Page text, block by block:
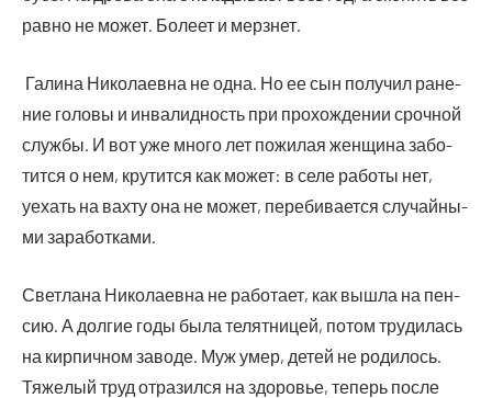
рав­но не может. Боле­ет и мерзнет.
Гали­на Нико­ла­ев­на не одна. Но ее сын полу­чил ране­
ние голо­вы и инва­лид­ность при про­хож­де­нии сроч­ной
служ­бы. И вот уже мно­го лет пожи­лая жен­щи­на забо­
тит­ся о нем, кру­тит­ся как может: в селе рабо­ты нет,
уехать на вах­ту она не может, пере­би­ва­ет­ся слу­чай­ны­
ми заработками.
Свет­ла­на Нико­ла­ев­на не рабо­та­ет, как вышла на пен­
сию. А дол­гие годы была телят­ни­цей, потом тру­ди­лась
на кир­пич­ном заво­де. Муж умер, детей не роди­лось.
Тяже­лый труд отра­зил­ся на здо­ро­вье, теперь после